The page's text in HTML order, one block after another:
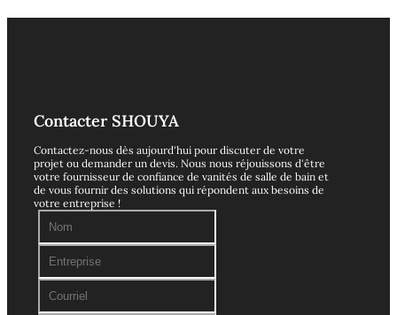
Contacter SHOUYA
Contactez-nous dès aujourd'hui pour discuter de votre
projet ou demander un devis. Nous nous réjouissons d'être
votre fournisseur de confiance de vanités de salle de bain et
de vous fournir des solutions qui répondent aux besoins de
votre entreprise !